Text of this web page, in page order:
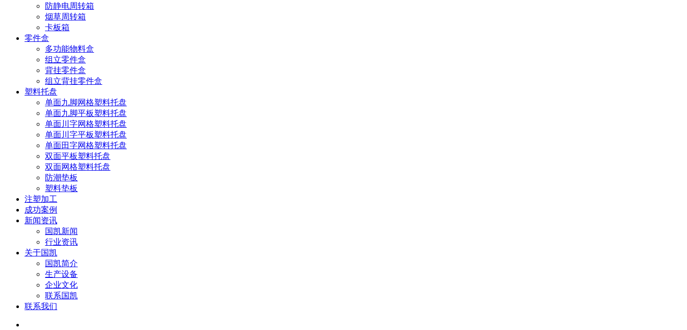
防静电周转箱
烟草周转箱
卡板箱
零件盒
多功能物料盒
组立零件盒
背挂零件盒
组立背挂零件盒
塑料托盘
单面九脚网格塑料托盘
单面九脚平板塑料托盘
单面川字网格塑料托盘
单面川字平板塑料托盘
单面田字网格塑料托盘
双面平板塑料托盘
双面网格塑料托盘
防潮垫板
塑料垫板
注塑加工
成功案例
新闻资讯
国凯新闻
行业资讯
关于国凯
国凯简介
生产设备
企业文化
联系国凯
联系我们